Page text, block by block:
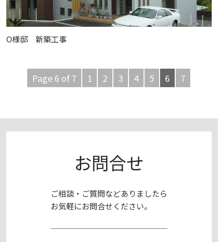
O様邸 新築工事
Page 6 of 7 1 2 3 4 5 6 7
お問合せ
ご相談・ご質問などありましたら
お気軽にお問合せください。